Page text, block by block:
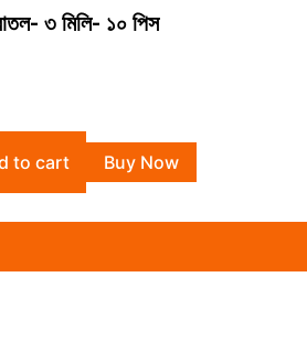
৩ মিলি- ১০ পিস
to cart Buy Now